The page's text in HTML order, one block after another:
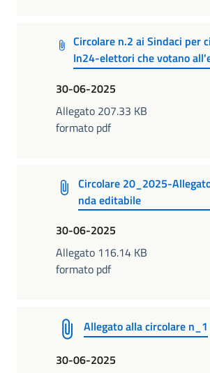
Circolare n.2 ai Sindaci per
In24-elettori che votano
30-06-2025
Allegato 207.33 KB
formato pdf
Circolare 20_2025-
nda editabile
30-06-2025
Allegato 116.14 KB
formato pdf
Allegato alla circolare n_1
30-06-2025